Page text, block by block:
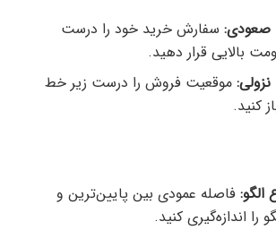
صعودی: سفارش خرید خود را درست
بالایی قرار دهید.
موقعیت فروش را درست زیر خط
کنید.
الگو: فاصله عمودی بین پایین‌ترین و
را اندازه‌گیری کنید.